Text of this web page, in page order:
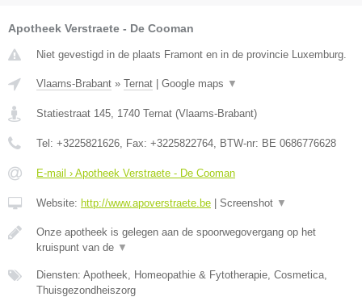
Apotheek Verstraete - De Cooman
Niet gevestigd in de plaats Framont en in de provincie Luxemburg.
Vlaams-Brabant » Ternat | Google maps ▼
Statiestraat 145 1740 Ternat (Vlaams-Brabant)
Tel: +3225821626 , Fax: +3225822764 , BTW-nr: BE 0686776628
E-mail › Apotheek Verstraete - De Cooman
Website: http://www.apoverstraete.be | Screenshot ▼
Onze apotheek is gelegen aan de spoorwegovergang op het
kruispunt van de ▼
Diensten: Apotheek, Homeopathie & Fytotherapie, Cosmetica,
Thuisgezondheiszorg